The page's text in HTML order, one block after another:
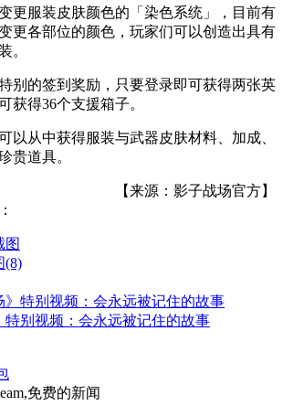
更服装皮肤颜色的「染色系统」，目前有
更各部位的颜色，玩家们可以创造出具有
。
别的签到奖励，只要登录即可获得两张英
获得36个支援箱子。
以从中获得服装与武器皮肤材料、加成、
贵道具。
【来源：影子战场官方】
(8)
特别视频：会永远被记住的故事
免费的新闻